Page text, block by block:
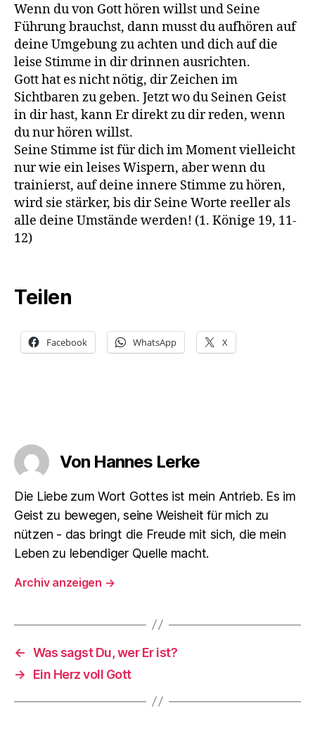
Wenn du von Gott hören willst und Seine
Führung brauchst, dann musst du aufhören auf
deine Umgebung zu achten und dich auf die
leise Stimme in dir drinnen ausrichten.
Gott hat es nicht nötig, dir Zeichen im
Sichtbaren zu geben. Jetzt wo du Seinen Geist
in dir hast, kann Er direkt zu dir reden, wenn
du nur hören willst.
Seine Stimme ist für dich im Moment vielleicht
nur wie ein leises Wispern, aber wenn du
trainierst, auf deine innere Stimme zu hören,
wird sie stärker, bis dir Seine Worte reeller als
alle deine Umstände werden! (1. Könige 19, 11-
12)
Teilen
Facebook WhatsApp X
Von Hannes Lerke
Die Liebe zum Wort Gottes ist mein Antrieb. Es im
Geist zu bewegen, seine Weisheit für mich zu
nützen - das bringt die Freude mit sich, die mein
Leben zu lebendiger Quelle macht.
Archiv anzeigen →
← Was sagst Du, wer Er ist?
→
Ein Herz voll Gott